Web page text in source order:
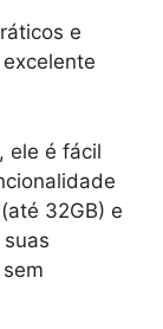
e
ele é fácil
32GB) e